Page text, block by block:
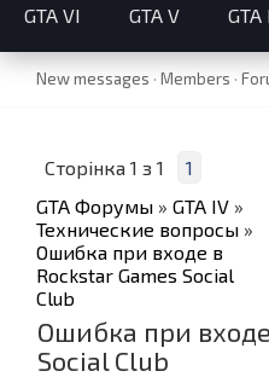
GTA VI GTA V GTA
New messages · Members ·
Сторінка 1 з 1
1
GTA Форумы » GTA IV »
Технические вопросы »
Ошибка при входе в
Rockstar Games Social
Club
Ошибка при
Social Club